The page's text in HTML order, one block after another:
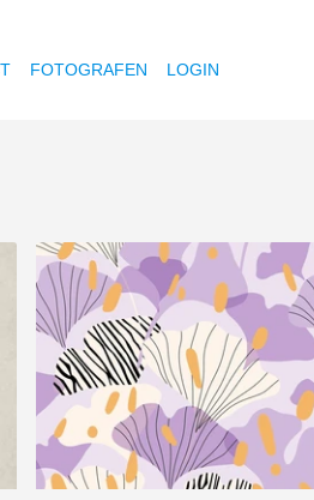
FOTOGRAFEN LOGIN